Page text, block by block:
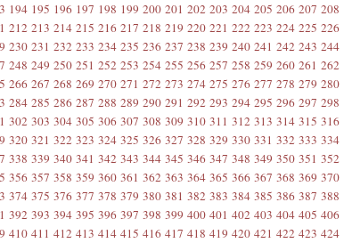
194 195 196 197 198 199 200 201 202 203 204 205 206 207 208
212 213 214 215 216 217 218 219 220 221 222 223 224 225 226
230 231 232 233 234 235 236 237 238 239 240 241 242 243 244
248 249 250 251 252 253 254 255 256 257 258 259 260 261 262
266 267 268 269 270 271 272 273 274 275 276 277 278 279 280
284 285 286 287 288 289 290 291 292 293 294 295 296 297 298
302 303 304 305 306 307 308 309 310 311 312 313 314 315 316
320 321 322 323 324 325 326 327 328 329 330 331 332 333 334
338 339 340 341 342 343 344 345 346 347 348 349 350 351 352
356 357 358 359 360 361 362 363 364 365 366 367 368 369 370
374 375 376 377 378 379 380 381 382 383 384 385 386 387 388
392 393 394 395 396 397 398 399 400 401 402 403 404 405 406
410 411 412 413 414 415 416 417 418 419 420 421 422 423 424